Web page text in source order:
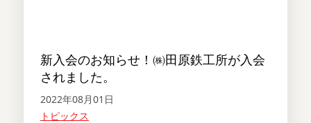
新入会のお知らせ！㈱田原鉄工所が入会
されました。
2022年08月01日
トピックス